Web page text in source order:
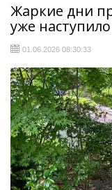
Жаркие дни
уже наступило
01.06.2026 08:30:33